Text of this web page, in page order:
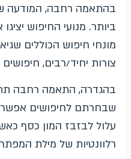
בהתאמה רחבה, המודעה
ביותר. מנועי החיפוש
מונחי חיפוש הכוללים
צורות יחיד/רבים,
בהגדרה, התאמה רחבה
שבחרתם לחיפושים
עלול לבזבז המון כסף
רלוונטיות של מילת